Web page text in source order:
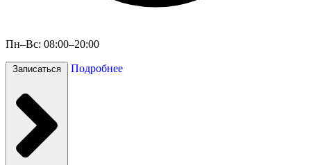
Пн–Вс: 08:00–20:00
Записаться Подробнее